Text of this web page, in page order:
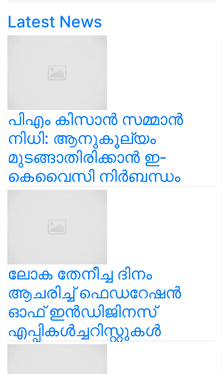
Latest News
പിഎം കിസാൻ സമ്മാൻ
നിധി: ആനുകൂല്യം
മുടങ്ങാതിരിക്കാൻ ഇ-
കെവൈസി നിർബന്ധം
ലോക തേനീച്ച ദിനം
ആചരിച്ച് ഫെഡറേഷൻ
ഓഫ് ഇൻഡിജിനസ്
എപ്പികൾച്ചറിസ്റ്റുകൾ